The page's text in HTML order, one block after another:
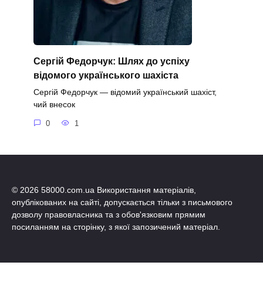
Сергій Федорчук: Шлях до успіху
відомого українського шахіста
Сергій Федорчук — відомий український шахіст,
чий внесок
0 1
© 2026 58000.com.ua Використання матеріалів,
опублікованих на сайті, допускається тільки з письмового
дозволу правовласника та з обов'язковим прямим
посиланням на сторінку, з якої запозичений матеріал.